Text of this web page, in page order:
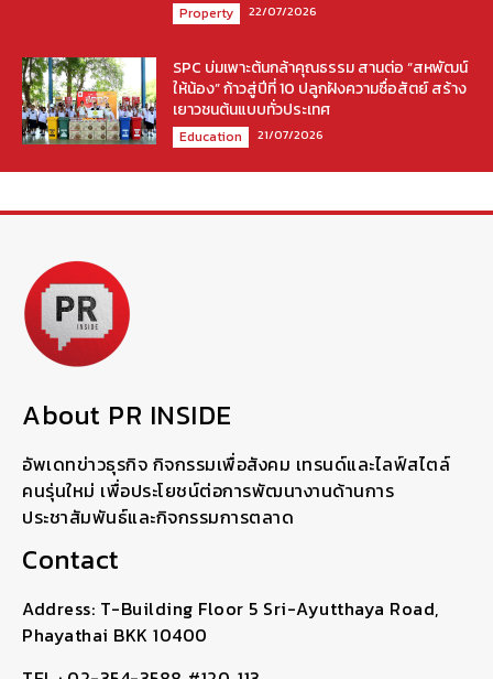
Property 22/07/2026
SPC บ่มเพาะต้นกล้าคุณธรรม สานต่อ “สหพัฒน์
ให้น้อง” ก้าวสู่ปีที่ 10 ปลูกฝังความซื่อสัตย์ สร้าง
เยาวชนต้นแบบทั่วประเทศ
Education 21/07/2026
About PR INSIDE
อัพเดทข่าวธุรกิจ กิจกรรมเพื่อสังคม เทรนด์และไลฟ์สไตล์
คนรุ่นใหม่ เพื่อประโยชน์ต่อการพัฒนางานด้านการ
ประชาสัมพันธ์และกิจกรรมการตลาด
Contact
Address: T-Building Floor 5 Sri-Ayutthaya Road,
Phayathai BKK 10400